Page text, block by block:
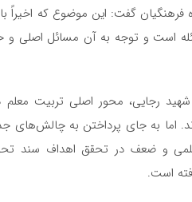
گفت: این موضوع که اخیراً
است و توجه به آن مسائل اصلی و
شهید رجایی، محور اصلی تربیت
اما به جای پرداختن به چالش‌های
و ضعف در تحقق اهداف سند
است.